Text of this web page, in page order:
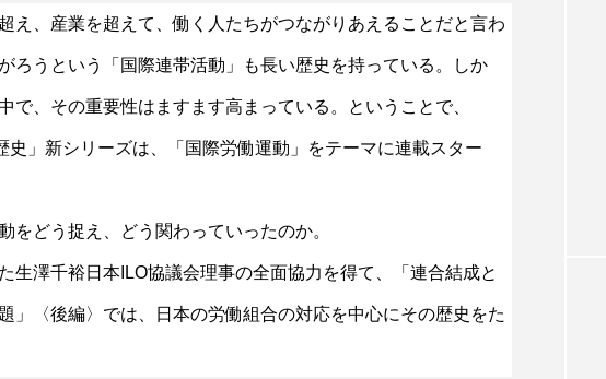
え、産業を超えて、働く人たちがつながりあえることだと言わ
ろうという「国際連帯活動」も長い歴史を持っている。しか
で、その重要性はますます高まっている。ということで、
史」新シリーズは、「国際労働運動」をテーマに連載スター
をどう捉え、どう関わっていったのか。
生澤千裕日本ILO協議会理事の全面協力を得て、「連合結成と
」〈後編〉では、日本の労働組合の対応を中心にその歴史をた
ー
編］①－１ 三者構成の組
エッセイ・イラスト
「ストレスから病気？」こころにホットタ